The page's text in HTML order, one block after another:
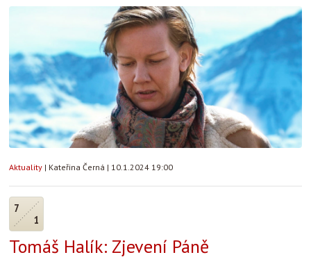
Aktuality | Kateřina Černá | 10.1.2024 19:00
7
1
Tomáš Halík: Zjevení Páně